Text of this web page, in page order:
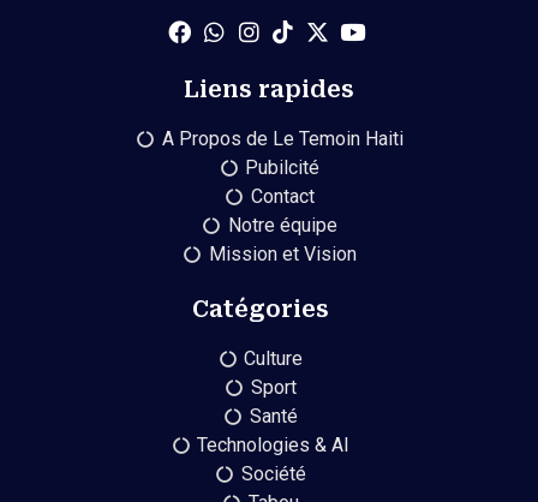
Liens rapides
A Propos de Le Temoin Haiti
Pubilcité
Contact
Notre équipe
Mission et Vision
Catégories
Culture
Sport
Santé
Technologies & AI
Société